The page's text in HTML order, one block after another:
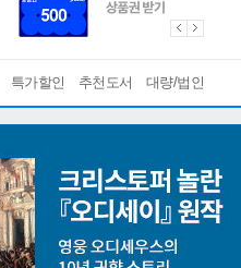
특가할인 추천도서 대량/법인